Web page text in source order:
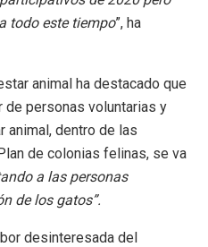
todo este tiempo”, ha
animal ha destacado que
de personas voluntarias y
animal, dentro de las
de colonias felinas, se va
a las personas
de los gatos”.
desinteresada del